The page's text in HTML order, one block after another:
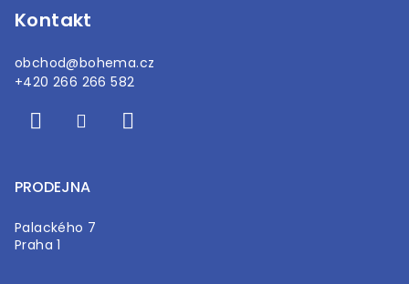
Kontakt
obchod@bohema.cz
+420 266 266 582
PRODEJNA
Palackého 7
Praha 1